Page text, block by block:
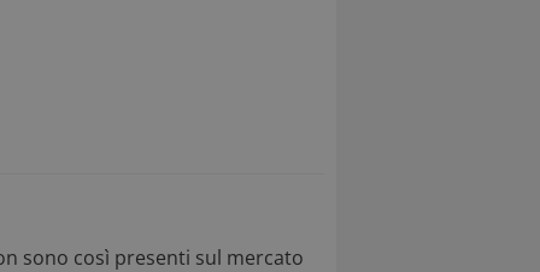
sono così presenti sul mercato